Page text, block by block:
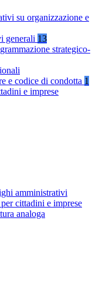
su organizzazione e
generali 13
strategico-
e codice di condotta 1
e imprese
amministrativi
cittadini e imprese
analoga